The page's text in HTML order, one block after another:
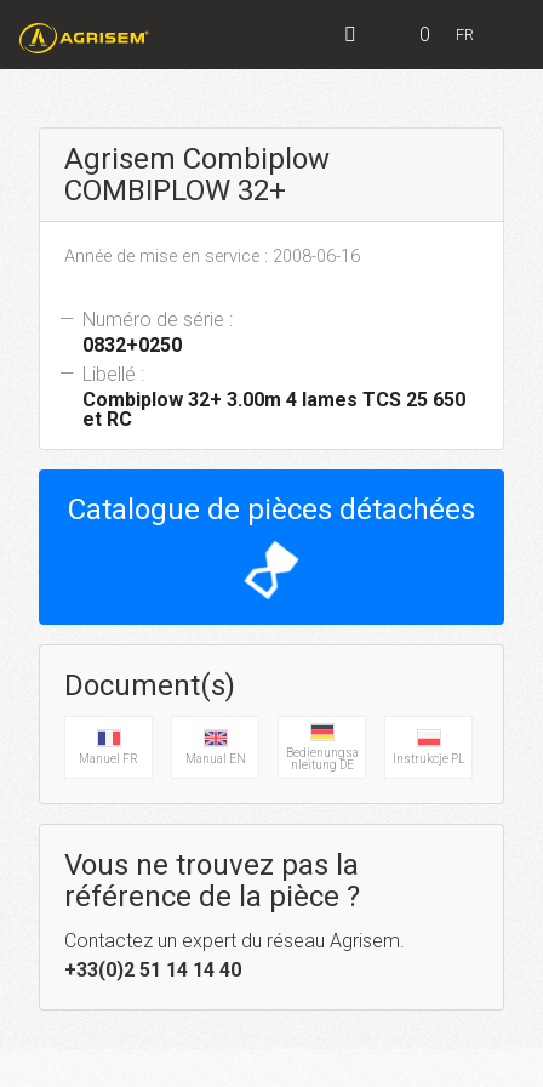
0 FR
Agrisem Combiplow
COMBIPLOW 32+
Année de mise en service : 2008-06-16
Numéro de série :
0832+0250
Libellé :
Combiplow 32+ 3.00m 4 lames TCS 25 650
et RC
Catalogue de pièces détachées
hourglass_top
Document(s)
Manuel FR Manual EN
Bedienungsa
nleitung DE
Instrukcje PL
Vous ne trouvez pas la
référence de la pièce ?
Contactez un expert du réseau Agrisem.
+33(0)2 51 14 14 40